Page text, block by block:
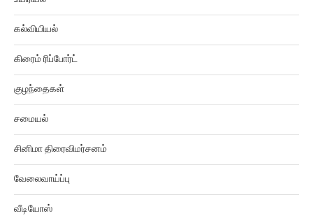
கல்வியியல்
கிரைம் ரிப்போர்ட்
குழந்தைகள்
சமையல்
சினிமா திரைவிமர்சனம்
வேலைவாய்ப்பு
வீடியோஸ்